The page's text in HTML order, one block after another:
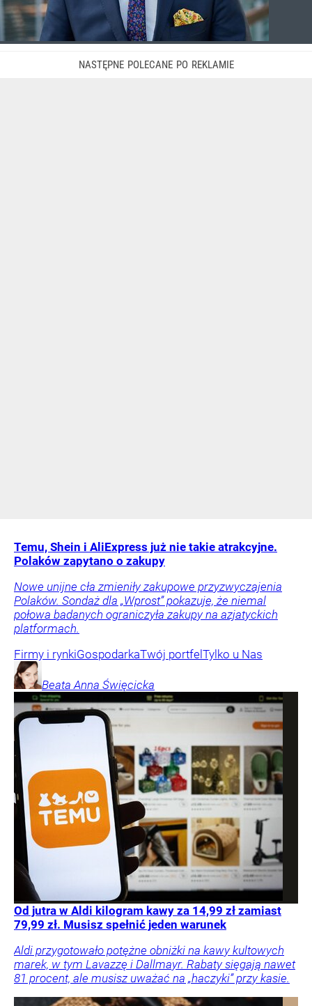
Temu, Shein i AliExpress już nie takie atrakcyjne.
Polaków zapytano o zakupy
Nowe unijne cła zmieniły zakupowe przyzwyczajenia
Polaków. Sondaż dla „Wprost” pokazuje, że niemal
połowa badanych ograniczyła zakupy na azjatyckich
platformach.
Firmy i rynkiGospodarkaTwój portfel Tylko u Nas
Beata Anna Święcicka
Od jutra w Aldi kilogram kawy za 14,99 zł zamiast
79,99 zł. Musisz spełnić jeden warunek
Aldi przygotowało potężne obniżki na kawy kultowych
marek, w tym Lavazzę i Dallmayr. Rabaty sięgają nawet
81 procent, ale musisz uważać na „haczyki” przy kasie.